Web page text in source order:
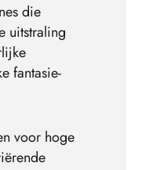
die
uitstraling
fantasie-
voor hoge